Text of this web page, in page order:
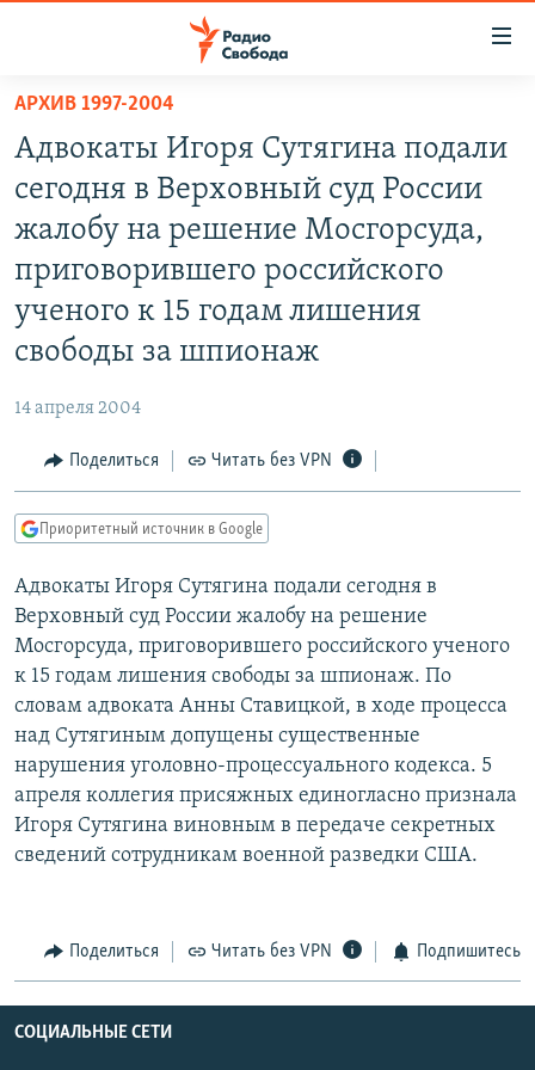
упрощенного
доступа
основному
содержанию
Вернутся
главной
Вернутся
поиску
ПОДКАСТЫ
АВТОРСКИЕ ПРОЕКТЫ
МНЕНИЯ
КУЛЬТУРА
СЕВЕР.РЕАЛИИ
СИБИРЬ.РЕАЛИИ
ПОДПИШИТЕСЬ НА РАССЫЛКУ
СОЦИАЛЬНЫЕ СЕТИ
Все сайты РСЕ/РС
АРХИВ 1997-2004
Адвокаты Игоря Сутягина подали
сегодня в Верховный суд России
жалобу на решение Мосгорсуда,
приговорившего российского
ученого к 15 годам лишения
свободы за шпионаж
14 апреля 2004
Поделиться Читать без VPN
Приоритетный источник в Google
Адвокаты Игоря Сутягина подали сегодня в
Верховный суд России жалобу на решение
Мосгорсуда, приговорившего российского ученого
к 15 годам лишения свободы за шпионаж. По
словам адвоката Анны Ставицкой, в ходе процесса
над Сутягиным допущены существенные
нарушения уголовно-процессуального кодекса. 5
апреля коллегия присяжных единогласно признала
Игоря Сутягина виновным в передаче секретных
сведений сотрудникам военной разведки США.
Поделиться Читать без VPN Подпишитесь
СОЦИАЛЬНЫЕ СЕТИ